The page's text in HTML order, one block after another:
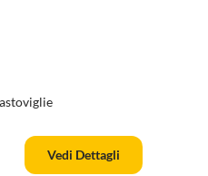
Vedi Dettagli